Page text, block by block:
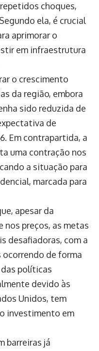
choques,
ela, é crucial
aprimorar o
em infraestrutura
o crescimento
da região, embora
sido reduzida de
de
Em contrapartida, a
uma contração nos
a situação para
marcada para
apesar da
preços, as metas
desafiadoras, com a
de forma
políticas
devido às
Unidos, tem
investimento em
barreiras já